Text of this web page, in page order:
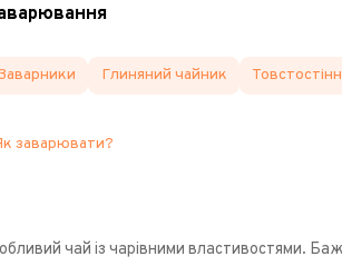
Глиняний чайник
заварювати?
чай із чарівними властивостями.